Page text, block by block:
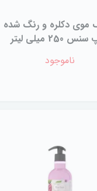
موی دکلره و رنگ شده
250 میلی لیتر
ناموجود